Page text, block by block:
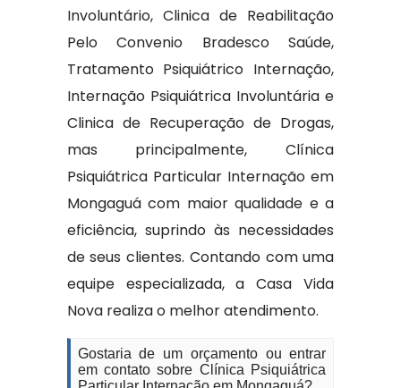
Involuntário, Clinica de Reabilitação
Pelo Convenio Bradesco Saúde,
Tratamento Psiquiátrico Internação,
Internação Psiquiátrica Involuntária e
Clinica de Recuperação de Drogas,
mas principalmente, Clínica
Psiquiátrica Particular Internação em
Mongaguá com maior qualidade e a
eficiência, suprindo às necessidades
de seus clientes. Contando com uma
equipe especializada, a Casa Vida
Nova realiza o melhor atendimento.
Gostaria de um orçamento ou entrar
em contato sobre Clínica Psiquiátrica